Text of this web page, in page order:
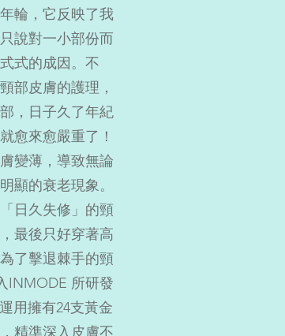
輪，它反映了我
說對一小部份而
式的成因。不
部皮膚的護理，
，日子久了年紀
愈來愈嚴重了！
變薄，導致無論
顯的衰老現象。
日久失修」的頸
最後只好穿著高
了擊退棘手的頸
INMODE 所研發
用擁有24支黃金
精準深入皮膚不